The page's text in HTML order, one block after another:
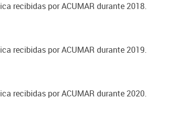
recibidas por ACUMAR durante 2018.
recibidas por ACUMAR durante 2019.
recibidas por ACUMAR durante 2020.